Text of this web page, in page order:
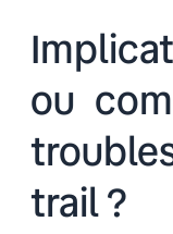
ou
trail ?